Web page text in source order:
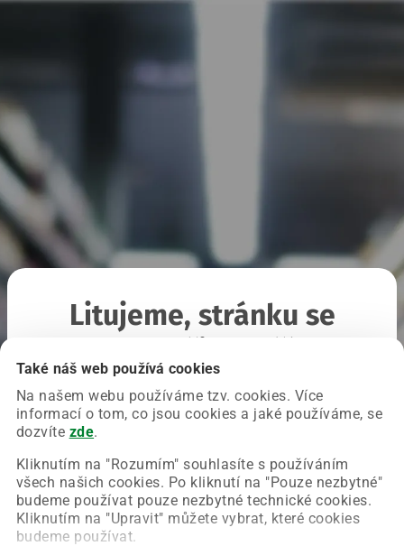
Také náš web používá cookies
Na našem webu používáme tzv. cookies. Více
informací o tom, co jsou cookies a jaké používáme, se
dozvíte zde.
Kliknutím na "Rozumím" souhlasíte s používáním
všech našich cookies. Po kliknutí na "Pouze nezbytné"
budeme používat pouze nezbytné technické cookies.
Kliknutím na "Upravit" můžete vybrat, které cookies
budeme používat.
Litujeme, stránku se
Chyba nastala na naší straně a už ji opravujeme.
Zkuste prosím znovu načíst požadovanou stránku.
Obnovit stránku Úvodní strana